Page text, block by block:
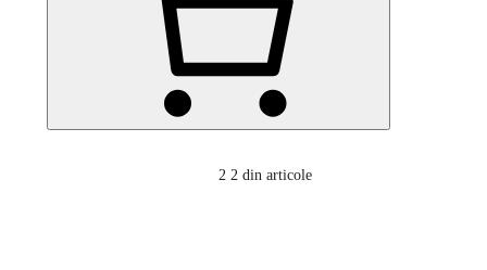
2 2 din articole